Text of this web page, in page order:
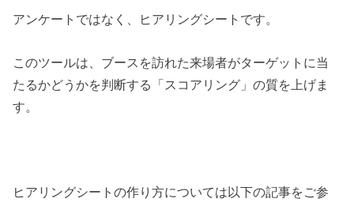
アンケートではなく、ヒアリングシートです。
このツールは、ブースを訪れた来場者がターゲットに当
たるかどうかを判断する「スコアリング」の質を上げま
す。
ヒアリングシートの作り方については以下の記事をご参